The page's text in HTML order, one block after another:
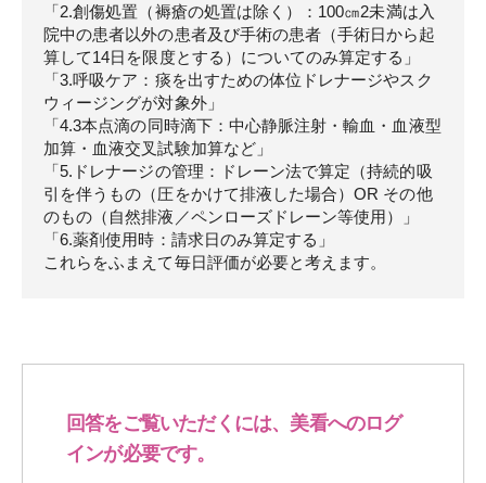
「2.創傷処置（褥瘡の処置は除く）：100㎝2未満は入
院中の患者以外の患者及び手術の患者（手術日から起
算して14日を限度とする）についてのみ算定する」
「3.呼吸ケア：痰を出すための体位ドレナージやスク
ウィージングが対象外」
「4.3本点滴の同時滴下：中心静脈注射・輸血・血液型
加算・血液交叉試験加算など」
「5.ドレナージの管理：ドレーン法で算定（持続的吸
引を伴うもの（圧をかけて排液した場合）OR その他
のもの（自然排液／ペンローズドレーン等使用）」
「6.薬剤使用時：請求日のみ算定する」
これらをふまえて毎日評価が必要と考えます。
回答をご覧いただくには、美看へのログ
インが必要です。